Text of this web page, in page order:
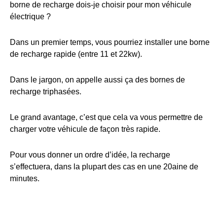
borne de recharge dois-je choisir pour mon véhicule
électrique ?
Dans un premier temps, vous pourriez installer une borne
de recharge rapide (entre 11 et 22kw).
Dans le jargon, on appelle aussi ça des bornes de
recharge triphasées.
Le grand avantage, c’est que cela va vous permettre de
charger votre véhicule de façon très rapide.
Pour vous donner un ordre d’idée, la recharge
s’effectuera, dans la plupart des cas en une 20aine de
minutes.